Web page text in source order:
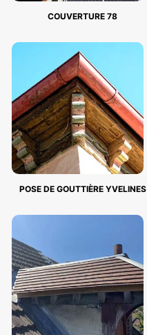
COUVERTURE 78
POSE DE GOUTTIÈRE YVELINES